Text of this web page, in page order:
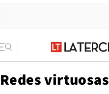
Redes virtuosas